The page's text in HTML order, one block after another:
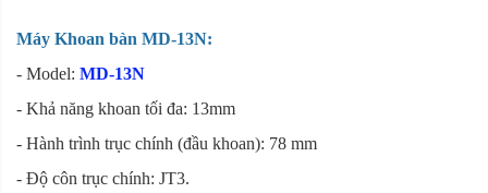
Máy Khoan bàn MD-13N:
- Model: MD-13N
- Khả năng khoan tối đa: 13mm
- Hành trình trục chính (đầu khoan): 78 mm
- Độ côn trục chính: JT3.